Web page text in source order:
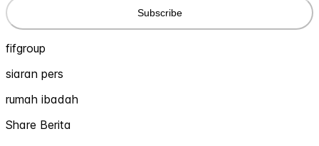
Subscribe
fifgroup
siaran pers
rumah ibadah
Share Berita